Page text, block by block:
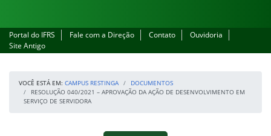
Portal do IFRS Fale com a Direção Contato
Ouvidoria
Site Antigo
VOCÊ ESTÁ EM: CAMPUS RESTINGA
DOCUMENTOS
RESOLUÇÃO 040/2021 – APROVAÇÃO DA AÇÃO DE DESENVOLVIMENTO EM
SERVIÇO DE SERVIDORA